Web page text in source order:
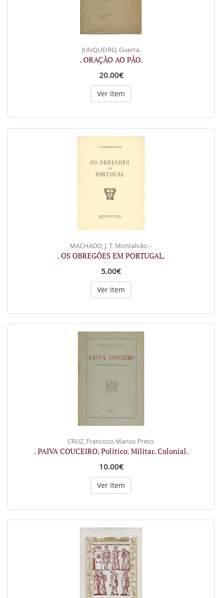
JUNQUEIRO, Guerra.
. ORAÇÃO AO PÃO.
20.00€
Ver Item
MACHADO, J. T. Montalvão. -
. OS OBREGÕES EM PORTUGAL.
5.00€
Ver Item
CRUZ, Francisco Manso Preto.
. PAIVA COUCEIRO. Politico. Militar. Colonial.
10.00€
Ver Item